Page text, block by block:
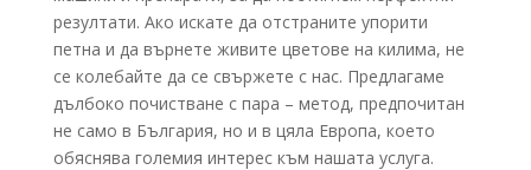
резултати. Ако искате да отстраните упорити
петна и да върнете живите цветове на килима, не
се колебайте да се свържете с нас. Предлагаме
дълбоко почистване с пара – метод, предпочитан
не само в България, но и в цяла Европа, което
обяснява големия интерес към нашата услуга.